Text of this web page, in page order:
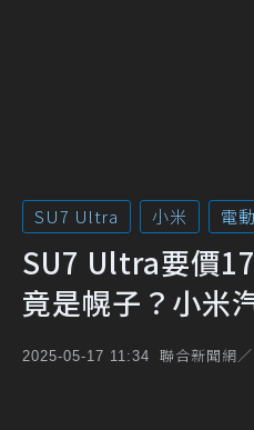
SU7 Ultra 小米 電
SU7 Ultra要價
竟是幌子？小米
2025-05-17 11:34 聯合新聞網